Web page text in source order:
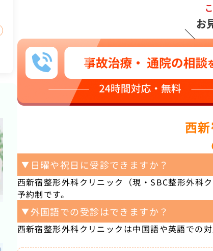
＼
お
西
▼ 日曜や祝日に受診できますか？
西新宿整形外科クリニック（現・SBC整形外科
予約制です。
▼外国語での受診はできますか？
西新宿整形外科クリニックは中国語や英語での